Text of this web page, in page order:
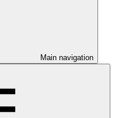
Main navigation